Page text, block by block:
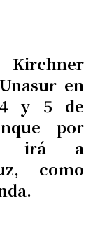
Kirchner
en
4 y 5 de
por
irá a
como